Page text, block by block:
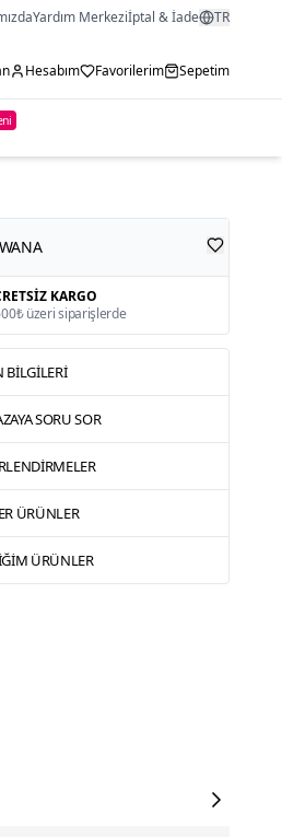
Yardım Merkeziİptal & İade TR
Hesabım Favorilerim Sepetim
KARGO
üzeri siparişlerde
BILGILERI
SORU SOR
ÜRÜNLER
ÜRÜNLER